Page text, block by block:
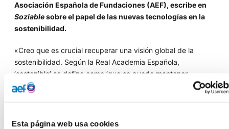
Esta página web usa cookies
Asociación Española de Fundaciones (AEF), escribe en
Soziablesobre el papel de las nuevas tecnologías en la
sostenibilidad.
«Creo que es crucial recuperar una visión global de la
sostenibilidad. Según la Real Academia Española,
‘sostenible’ se define como ‘que se puede mantener
durante largo tiempo sin agotar los recursos o causar grave
integral, poniendo en el centro a la sociedad y al